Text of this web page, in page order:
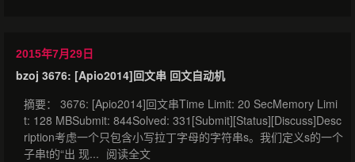
2015年7月29日
bzoj 3676: [Apio2014]回文串 回文自动机
摘要： 3676: [Apio2014]回文串Time Limit: 20 SecMemory Limi
t: 128 MBSubmit: 844Solved: 331[Submit][Status][Discuss]Desc
ription考虑一个只包含小写拉丁字母的字符串s。我们定义s的一个
子串t的“出 现... 阅读全文